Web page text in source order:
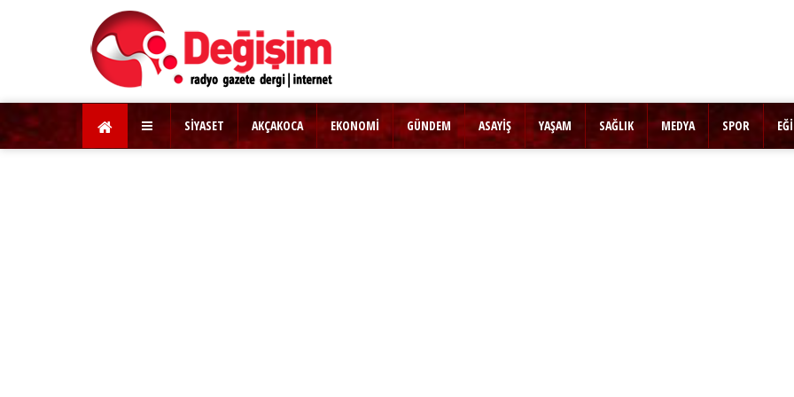
SİYASET AKÇAKOCA EKONOMİ GÜNDEM ASAYİŞ YAŞAM SAĞLIK MEDYA SPOR